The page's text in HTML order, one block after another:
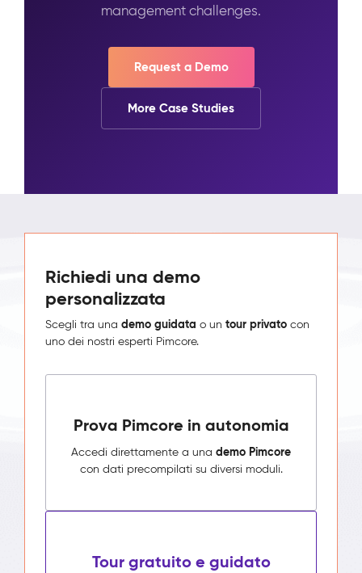
management challenges.
Request a Demo
More Case Studies
Richiedi una demo
personalizzata
Scegli tra una demo guidata o un tour privato con
uno dei nostri esperti Pimcore.
Prova Pimcore in autonomia
Accedi direttamente a una demo Pimcore
con dati precompilati su diversi moduli.
Tour gratuito e guidato